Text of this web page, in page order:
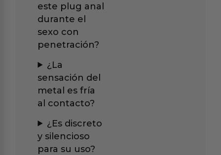
este plug anal
durante el
sexo con
penetración?
¿La
sensación del
metal es fría
al contacto?
¿Es discreto
y silencioso
para su uso?